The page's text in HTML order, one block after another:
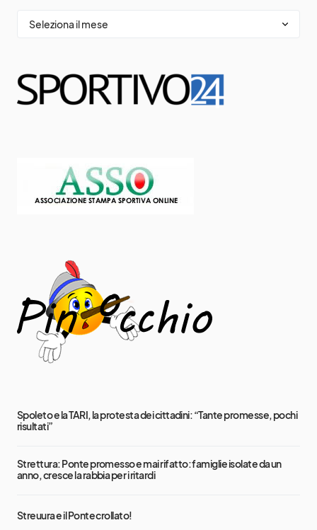
Spoleto e la TARI, la protesta dei cittadini: “Tante promesse, pochi
risultati”
Strettura: Ponte promesso e mai rifatto: famiglie isolate da un
anno, cresce la rabbia per i ritardi
Streuura e il Ponte crollato!